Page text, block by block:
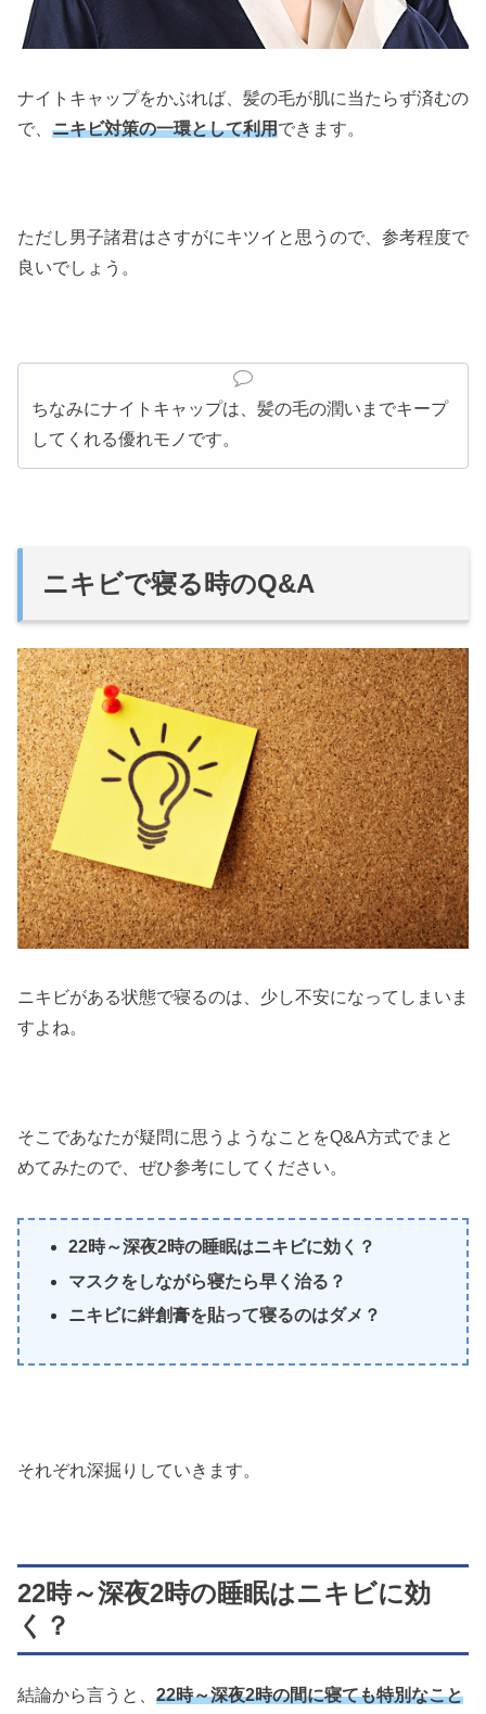
ナイトキャップをかぶれば、髪の毛が肌に当たらず済むの
で、 ニキビ対策の一環として利用できます。
ただし男子諸君はさすがにキツイと思うので、参考程度で
良いでしょう。
ちなみにナイトキャップは、髪の毛の潤いまでキープ
してくれる優れモノです。
ニキビで寝る時のQ&A
ニキビがある状態で寝るのは、少し不安になってしまいま
すよね。
そこであなたが疑問に思うようなことをQ&A方式でまと
めてみたので、ぜひ参考にしてください。
22時～深夜2時の睡眠はニキビに効く？
マスクをしながら寝たら早く治る？
ニキビに絆創膏を貼って寝るのはダメ？
それぞれ深掘りしていきます。
22時～深夜2時の睡眠はニキビに効
く？
結論から言うと、 22時～深夜2時の間に寝ても特別なこと